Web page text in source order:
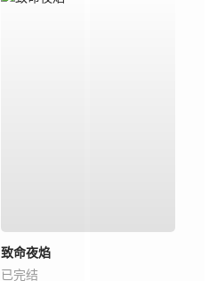
致命夜焰
已完结